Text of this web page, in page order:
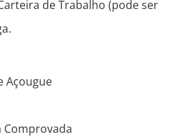
de Trabalho (pode ser
Açougue
Comprovada